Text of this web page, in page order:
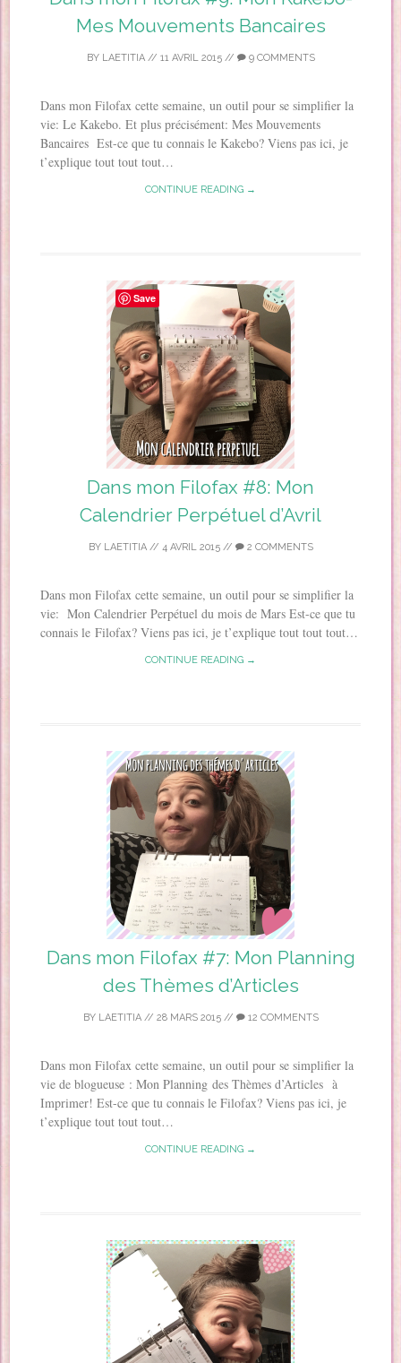
Mes Mouvements Bancaires
BY LAETITIA// 11 AVRIL 2015// 9 COMMENTS
Dans mon Filofax cette semaine, un outil pour se simplifier la
vie: Le Kakebo. Et plus précisément: Mes Mouvements
Bancaires Est-ce que tu connais le Kakebo? Viens pas ici, je
t’explique tout tout tout…
CONTINUE READING →
Dans mon Filofax #8: Mon
Calendrier Perpétuel d’Avril
BY LAETITIA// 4 AVRIL 2015// 2 COMMENTS
Dans mon Filofax cette semaine, un outil pour se simplifier la
vie: Mon Calendrier Perpétuel du mois de Mars Est-ce que tu
connais le Filofax? Viens pas ici, je t’explique tout tout tout…
CONTINUE READING →
Dans mon Filofax #7: Mon Planning
des Thèmes d’Articles
BY LAETITIA// 28 MARS 2015// 12 COMMENTS
Dans mon Filofax cette semaine, un outil pour se simplifier la
vie de blogueuse : Mon Planning des Thèmes d’Articles à
Imprimer! Est-ce que tu connais le Filofax? Viens pas ici, je
t’explique tout tout tout…
CONTINUE READING →
Save